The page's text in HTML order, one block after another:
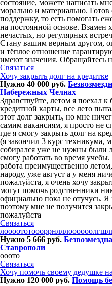
состояние, можете написать
морально и материально.
поддержку, то есть помогать
на постоянной основе. Взамен
нечастых, но регулярных
Стану вашим верным другом,
и тёплое отношение
имеют значения. Обращайтесь
Связаться
Хочу закрыть долг на кредитке
Нужно 40 000 руб.
Набережных Челнах
Здравствуйте, летом я поехал
кредитной карты, все лето
этот долг закрыть, но мне
самим вакансиям, я просто не
где я смогу закрыть долг на
(я закончил 3 курс техникума,
собирался уже не нужны были
смогу работать во время
работа преимущественно
народу, уже август а у меня
пожалуйста, я очень хочу
могут помочь родственники
официально пока не отучусь. Я
поэтому мне не получится
пожалуйста
Связаться
Нужно 5 666 руб.
Ставрополи
ооото
Связаться
Хочу помочь своему дедушке
Нужно 120 000 руб. Помощь